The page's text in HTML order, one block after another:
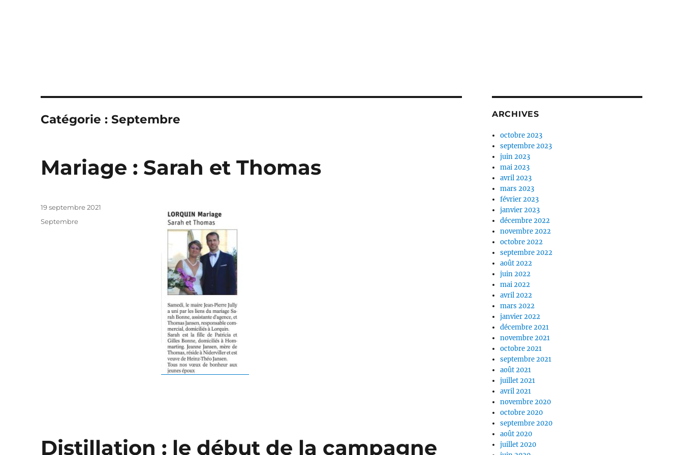
Catégorie :Septembre
Mariage : Sarah et Thomas
Publié
19 septembre 2021
Catégories
Septembre
Distillation : le début de la campagne
ARCHIVES
octobre 2023
septembre 2023
juin 2023
mai 2023
avril 2023
mars 2023
février 2023
janvier 2023
décembre 2022
novembre 2022
octobre 2022
septembre 2022
août 2022
juin 2022
mai 2022
avril 2022
mars 2022
janvier 2022
décembre 2021
novembre 2021
octobre 2021
septembre 2021
août 2021
juillet 2021
avril 2021
novembre 2020
octobre 2020
septembre 2020
août 2020
juillet 2020